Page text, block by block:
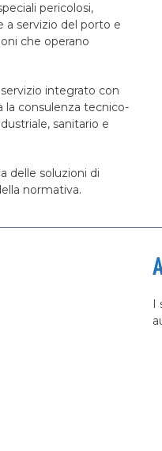
pericolosi,
a servizio del porto e
che operano
integrato con
la consulenza tecnico-
sanitario e
delle soluzioni di
normativa.
I